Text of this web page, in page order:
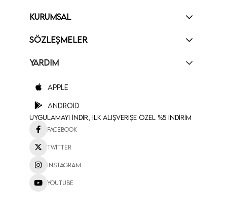
KURUMSAL
SÖZLEŞMELER
YARDIM
Apple
Android
Uygulamayı İndir, İlk Alışverişe Özel %5 İndirim
Facebook
Twitter
Instagram
Youtube